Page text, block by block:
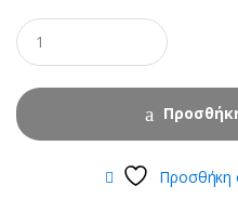
Προσθήκη